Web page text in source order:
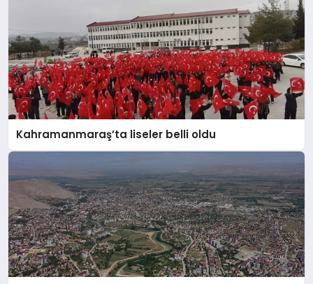
Kahramanmaraş’ta liseler belli oldu